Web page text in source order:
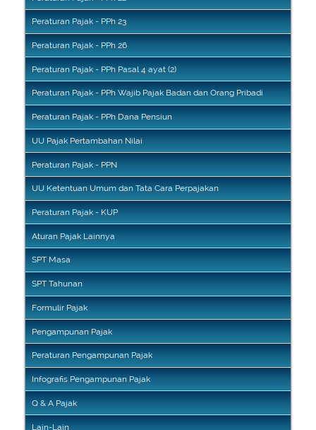
Peraturan Pajak - PPh 23
Peraturan Pajak - PPh 26
Peraturan Pajak - PPh Pasal 4 ayat (2)
Peraturan Pajak - PPh Wajib Pajak Badan dan Orang Pribadi
Peraturan Pajak - PPh Dana Pensiun
UU Pajak Pertambahan Nilai
Peraturan Pajak - PPN
UU Ketentuan Umum dan Tata Cara Perpajakan
Peraturan Pajak - KUP
Aturan Pajak Lainnya
SPT Masa
SPT Tahunan
Formulir Pajak
Pengampunan Pajak
Peraturan Pengampunan Pajak
Infografis Pengampunan Pajak
Q & A Pajak
Lain-Lain